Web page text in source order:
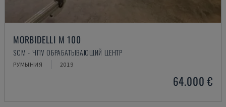
MORBIDELLI M 100
SCM - ЧПУ ОБРАБАТЫВАЮЩИЙ ЦЕНТР
РУМЫНИЯ 2019
64.000 €